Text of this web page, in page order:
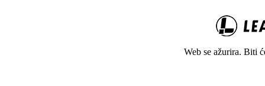
Web se ažurira. Biti